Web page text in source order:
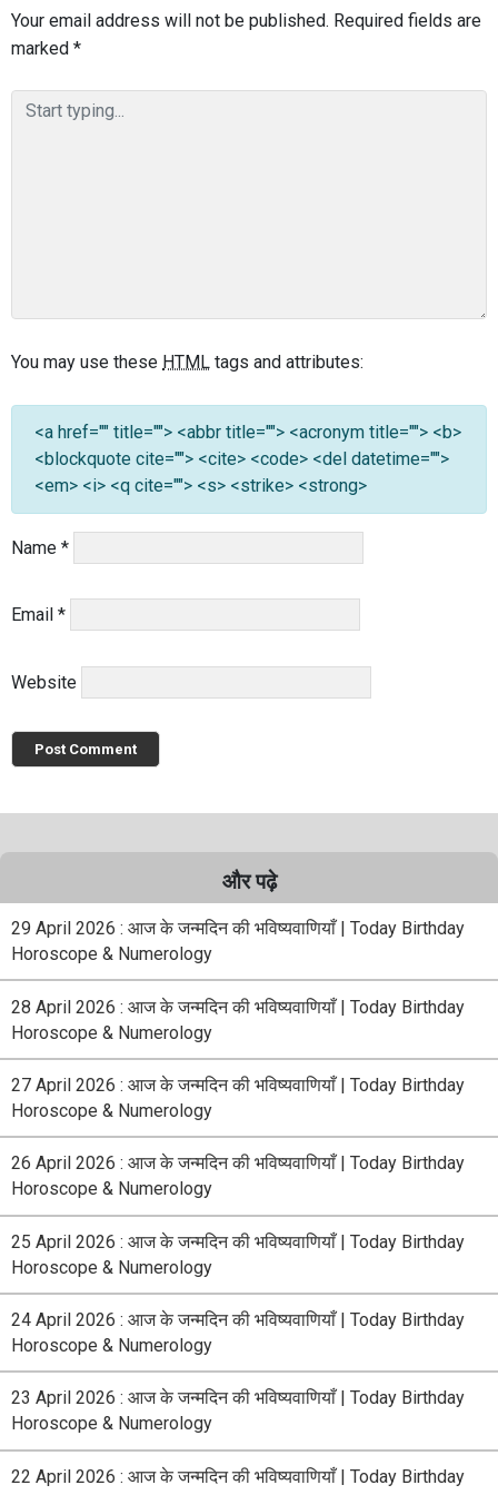
Your email address will not be published. Required fields are
marked *
You may use these HTML tags and attributes:
<a href="" title=""> <abbr title=""> <acronym title=""> <b>
<blockquote cite=""> <cite> <code> <del datetime="">
<em> <i> <q cite=""> <s> <strike> <strong>
Name *
Email *
Website
और पढ़े
29 April 2026 : आज के जन्मदिन की भविष्यवाणियाँ | Today Birthday
Horoscope & Numerology
28 April 2026 : आज के जन्मदिन की भविष्यवाणियाँ | Today Birthday
Horoscope & Numerology
27 April 2026 : आज के जन्मदिन की भविष्यवाणियाँ | Today Birthday
Horoscope & Numerology
26 April 2026 : आज के जन्मदिन की भविष्यवाणियाँ | Today Birthday
Horoscope & Numerology
25 April 2026 : आज के जन्मदिन की भविष्यवाणियाँ | Today Birthday
Horoscope & Numerology
24 April 2026 : आज के जन्मदिन की भविष्यवाणियाँ | Today Birthday
Horoscope & Numerology
23 April 2026 : आज के जन्मदिन की भविष्यवाणियाँ | Today Birthday
Horoscope & Numerology
22 April 2026 : आज के जन्मदिन की भविष्यवाणियाँ | Today Birthday